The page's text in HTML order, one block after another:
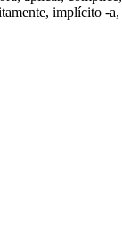
, implícito -a,